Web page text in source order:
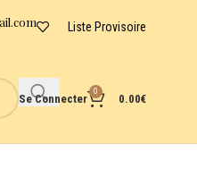
Liste Provisoire
Se Connecter
0
0.00€